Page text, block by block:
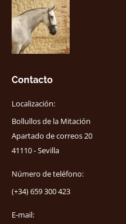
Contacto
Localización:
Bollullos de la Mitación
Apartado de correos 20
41110 - Sevilla
Número de teléfono:
(+34) 659 300 423
E-mail: